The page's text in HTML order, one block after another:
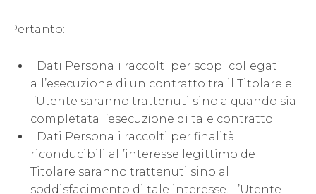
Pertanto:
I Dati Personali raccolti per scopi collegati
all’esecuzione di un contratto tra il Titolare e
l’Utente saranno trattenuti sino a quando sia
completata l’esecuzione di tale contratto.
I Dati Personali raccolti per finalità
riconducibili all’interesse legittimo del
Titolare saranno trattenuti sino al
soddisfacimento di tale interesse. L’Utente